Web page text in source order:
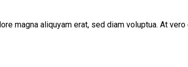
magna aliquyam erat, sed diam voluptua. At